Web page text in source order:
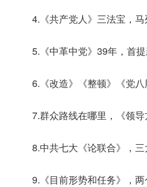
4.《共产党人》三法宝，
5.《中革中党》39年，首
6.《改造》《整顿》《党
7.群众路线在哪里，《领导
8.中共七大《论联合》，
9.《目前形势和任务》，